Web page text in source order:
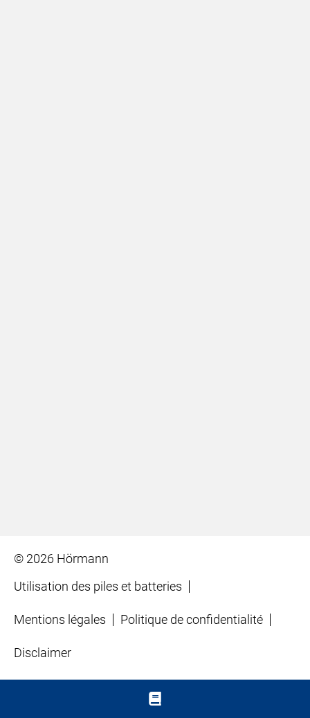
© 2026 Hörmann
Utilisation des piles et batteries
Mentions légales Politique de confidentialité
Disclaimer